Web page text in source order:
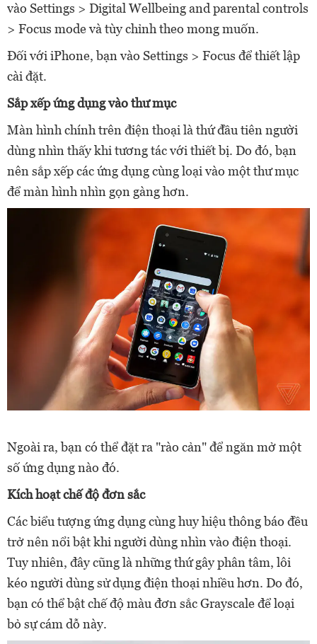
vào Settings > Digital Wellbeing and parental controls
> Focus mode và tùy chỉnh theo mong muốn.
Đối với iPhone, bạn vào Settings > Focus để thiết lập
cài đặt.
Sắp xếp ứng dụng vào thư mục
Màn hình chính trên điện thoại là thứ đầu tiên người
dùng nhìn thấy khi tương tác với thiết bị. Do đó, bạn
nên sắp xếp các ứng dụng cùng loại vào một thư mục
để màn hình nhìn gọn gàng hơn.
Ngoài ra, bạn có thể đặt ra "rào cản" để ngăn mở một
số ứng dụng nào đó.
Kích hoạt chế độ đơn sắc
Các biểu tượng ứng dụng cùng huy hiệu thông báo đều
trở nên nổi bật khi người dùng nhìn vào điện thoại.
Tuy nhiên, đây cũng là những thứ gây phân tâm, lôi
kéo người dùng sử dụng điện thoại nhiều hơn. Do đó,
bạn có thể bật chế độ màu đơn sắc Grayscale để loại
bỏ sự cám dỗ này.